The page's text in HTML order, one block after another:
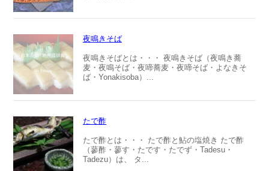
夜鳴きそば
夜鳴きそばとは・・・ 夜鳴きそば（夜鳴き蕎
麦・夜鳴そば・夜啼蕎麦・夜啼そば・よなきそ
ば・Yonakisoba）...
たで酢
たで酢とは・・・ たで酢と鮎の塩焼き たで酢
（蓼酢・蓼す・たです・たでず・Tadesu・
Tadezu）は、 タ...